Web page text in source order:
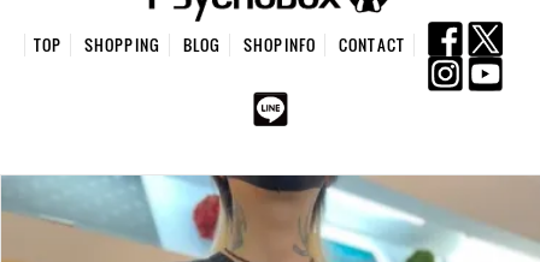
TOP SHOPPING BLOG SHOPINFO CONTACT